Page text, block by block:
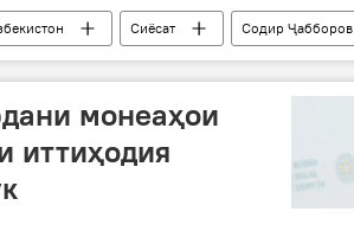
Сиёсат
Содир Ҷабборов
монеаҳои
иттиҳодия